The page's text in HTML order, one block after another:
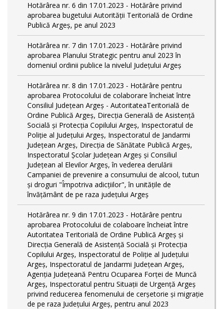
Hotărârea nr. 6 din 17.01.2023 - Hotărâre privind
aprobarea bugetului Autorității Teritorială de Ordine
Publică Argeș, pe anul 2023
Hotărârea nr. 7 din 17.01.2023 - Hotărâre privind
aprobarea Planului Strategic pentru anul 2023 în
domeniul ordinii publice la nivelul Judeţului Argeş
Hotărârea nr. 8 din 17.01.2023 - Hotărâre pentru
aprobarea Protocolului de colaborare încheiat între
Consiliul Județean Argeș - AutoritateaTeritorială de
Ordine Publică Argeş, Direcţia Generală de Asistenţă
Socială şi Protecţia Copilului Argeş, Inspectoratul de
Poliţie al Judeţului Argeş, Inspectoratul de Jandarmi
Judeţean Argeş, Direcția de Sănătate Publică Argeș,
Inspectoratul Școlar Județean Argeș și Consiliul
Județean al Elevilor Argeș, în vederea derulării
Campaniei de prevenire a consumului de alcool, tutun
și droguri "Împotriva adicțiilor", în unitățile de
învățământ de pe raza județului Argeș
Hotărârea nr. 9 din 17.01.2023 - Hotărâre pentru
aprobarea Protocolului de colaboare încheiat între
Autoritatea Teritorială de Ordine Publică Argeş şi
Direcţia Generală de Asistenţă Socială şi Protecţia
Copilului Argeş, Inspectoratul de Poliţie al Judeţului
Argeş, Inspectoratul de Jandarmi Judeţean Argeş,
Agenţia Judeţeană Pentru Ocuparea Forţei de Muncă
Argeş, Inspectoratul pentru Situații de Urgență Argeş
privind reducerea fenomenului de cerşetorie şi migraţie
de pe raza Judeţului Argeş, pentru anul 2023